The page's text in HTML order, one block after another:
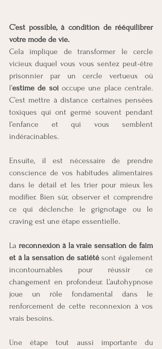
C’est possible, à condition de rééquilibrer
votre mode de vie.
Cela implique de transformer le cercle
vicieux duquel vous vous sentez peut-être
prisonnier par un cercle vertueux où
l’estime de soi occupe une place centrale.
C’est mettre à distance certaines pensées
toxiques qui ont germé souvent pendant
l’enfance et qui vous semblent
indéracinables.
Ensuite, il est nécessaire de prendre
conscience de vos habitudes alimentaires
dans le détail et les trier pour mieux les
modifier. Bien sûr, observer et comprendre
ce qui déclenche le grignotage ou le
craving est une étape essentielle.
La reconnexion à la vraie sensation de faim
et à la sensation de satiété sont également
incontournables pour réussir ce
changement en profondeur. L’autohypnose
joue un rôle fondamental dans le
renforcement de cette reconnexion à vos
vrais besoins.
Une étape tout aussi importante du